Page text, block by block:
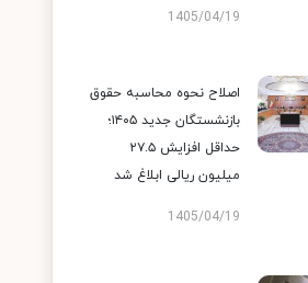
1405/04/19
اصلاح نحوه محاسبه حقوق
بازنشستگان جدید ۱۴۰۵؛
حداقل افزایش ۲۷.۵
میلیون ریالی ابلاغ شد
1405/04/19